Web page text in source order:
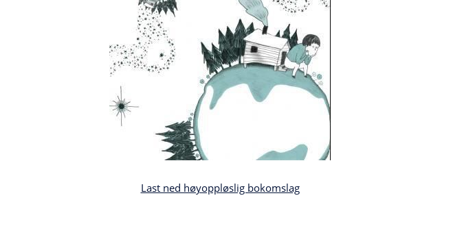
Last ned høyoppløslig bokomslag